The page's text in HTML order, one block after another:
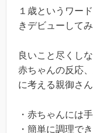
１歳というワー
きデビューして
良いこと尽くし
赤ちゃんの反応
に考える親御さ
・赤ちゃんには
・簡単に調理で